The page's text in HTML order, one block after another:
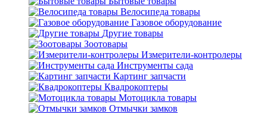
Велосипеда товары
Газовое оборудование
Другие товары
Зоотовары
Измерители-контролеры
Инструменты сада
Картинг запчасти
Квадрокоптеры
Мотоцикла товары
Отмычки замков